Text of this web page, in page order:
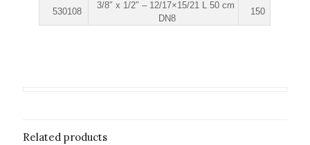
530108
3/8″ x 1/2″ – 12/17×15/21 L 50 cm
DN8
150
Related products